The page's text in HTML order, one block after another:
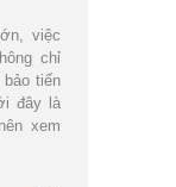
việc
chỉ
tiến
đây là
xem